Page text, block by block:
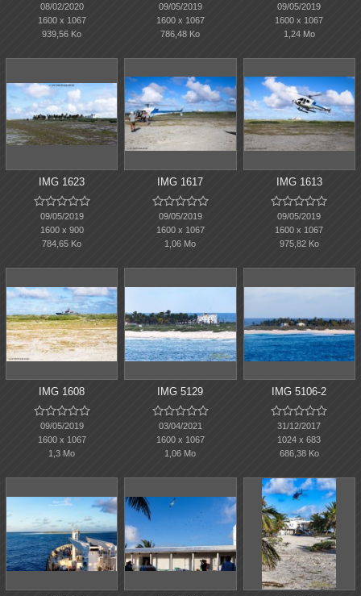
08/02/2020
1600 x 1067
939,56 Ko
09/05/2019
1600 x 1067
786,48 Ko
09/05/2019
1600 x 1067
1,24 Mo
IMG 1623

09/05/2019
1600 x 900
784,65 Ko
IMG 1617

09/05/2019
1600 x 1067
1,06 Mo
IMG 1613

09/05/2019
1600 x 1067
975,82 Ko
IMG 1608

09/05/2019
1600 x 1067
1,3 Mo
IMG 5129

03/04/2021
1600 x 1067
1,06 Mo
IMG 5106-2

31/12/2017
1024 x 683
686,38 Ko